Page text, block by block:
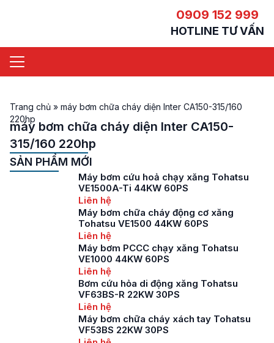
0909 152 999
HOTLINE TƯ VẤN
Trang chủ » máy bơm chữa cháy diện Inter CA150-315/160
220hp
máy bơm chữa cháy diện Inter CA150-
315/160 220hp
SẢN PHẨM MỚI
Máy bơm cứu hoả chạy xăng Tohatsu
VE1500A-Ti 44KW 60PS
Liên hệ
Máy bơm chữa cháy động cơ xăng
Tohatsu VE1500 44KW 60PS
Liên hệ
Máy bơm PCCC chạy xăng Tohatsu
VE1000 44KW 60PS
Liên hệ
Bơm cứu hỏa di động xăng Tohatsu
VF63BS-R 22KW 30PS
Liên hệ
Máy bơm chữa cháy xách tay Tohatsu
VF53BS 22KW 30PS